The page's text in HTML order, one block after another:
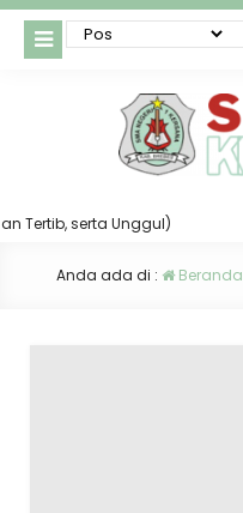
Tertib, serta Unggul)
Anda ada di : Beranda